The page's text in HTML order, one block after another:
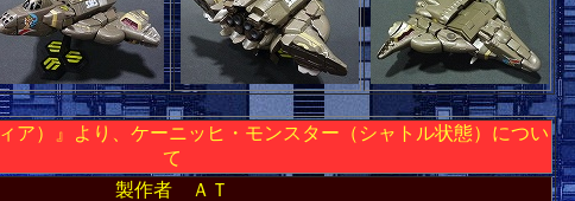
ア）』より、ケーニッヒ・モンスター（シャトル状態）につい
て
製作者 ＡＴ